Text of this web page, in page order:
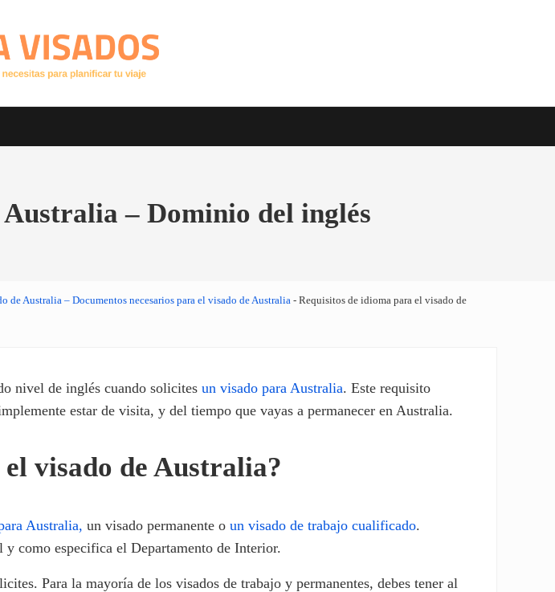
- Guía de visados de viaje en todo el mundo
– Dominio del inglés
de Australia – Documentos necesarios para el visado de Australia - Requisitos de idioma para el visado de
nivel de inglés cuando solicitesun visado para Australia. Este requisito
estar de visita, y del tiempo que vayas a permanecer en Australia.
visado de Australia?
Australia, un visado permanente oun visado de trabajo cualificado.
como especifica el Departamento de Interior.
Para la mayoría de los visados de trabajo y permanentes, debes tener al